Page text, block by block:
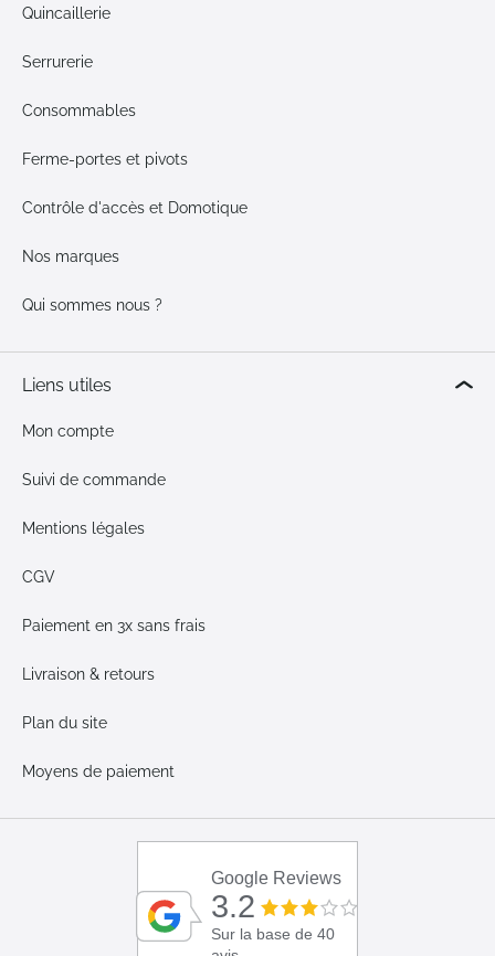
Quincaillerie
Serrurerie
Consommables
Ferme-portes et pivots
Contrôle d'accès et Domotique
Nos marques
Qui sommes nous ?
Liens utiles
Mon compte
Suivi de commande
Mentions légales
CGV
Paiement en 3x sans frais
Livraison & retours
Plan du site
Moyens de paiement
Google Reviews
3.2
Sur la base de 40